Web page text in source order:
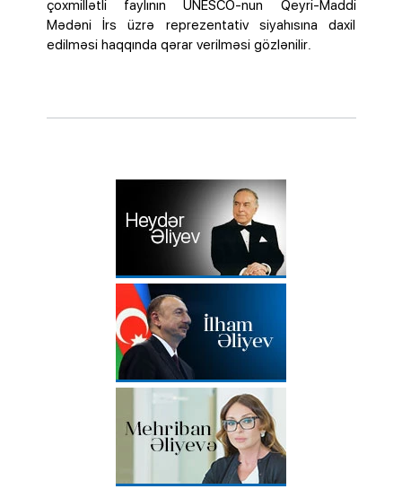
çoxmillətli faylının UNESCO-nun Qeyri-Maddi
Mədəni İrs üzrə reprezentativ siyahısına daxil
edilməsi haqqında qərar verilməsi gözlənilir.